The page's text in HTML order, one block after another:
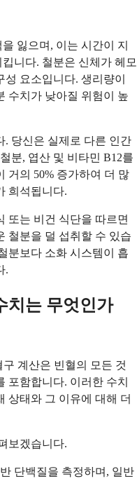
잃으며, 이는 시간이 지
니다. 철분은 신체가 헤모
요소입니다. 생리량이
수치가 낮아질 위험이 높
. 당신은 실제로 다른 인간
분, 엽산 및 비타민 B12를
거의 50% 증가하여 더 많
희석됩니다.
또는 비건 식단을 따르면
철분을 덜 섭취할 수 있습
분보다 소화 시스템이 흡
.
치는 무엇인가
계산은 빈혈의 모든 것
포함합니다. 이러한 수치
상태와 그 이유에 대해 더
보겠습니다.
단백질을 측정하며, 일반